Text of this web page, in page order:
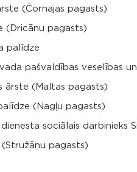
(Čornajas pagasts)
(Dricānu pagasts)
palīdze
pašvaldības veselības
ārste (Maltas pagasts)
(Nagļu pagasts)
sociālais darbinieks
pagasts)